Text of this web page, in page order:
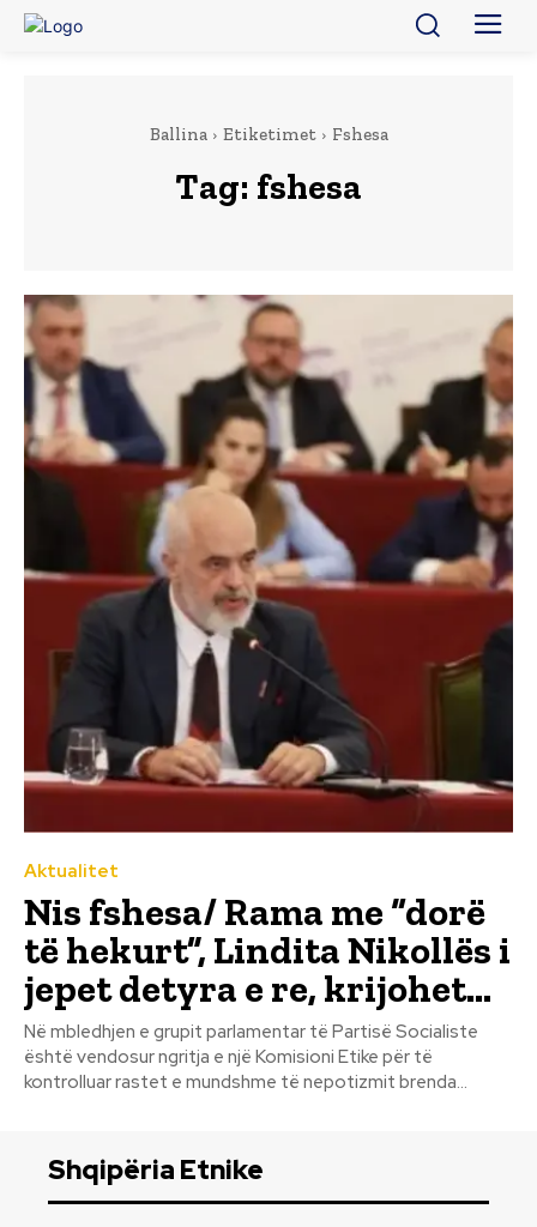
Ballina Etiketimet Fshesa
Tag: fshesa
Aktualitet
Nis fshesa/ Rama me “dorë
të hekurt”, Lindita Nikollës i
jepet detyra e re, krijohet…
Në mbledhjen e grupit parlamentar të Partisë Socialiste
është vendosur ngritja e një Komisioni Etike për të
kontrolluar rastet e mundshme të nepotizmit brenda...
Shqipëria Etnike